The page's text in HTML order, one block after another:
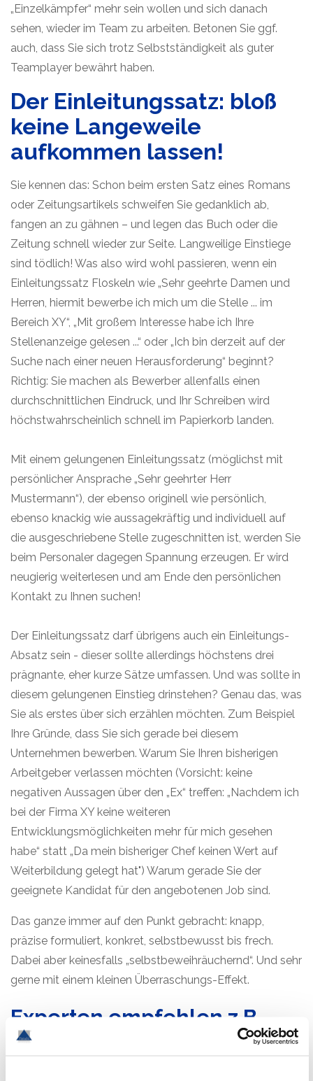
„Einzelkämpfer“ mehr sein wollen und sich danach
sehen, wieder im Team zu arbeiten. Betonen Sie ggf.
auch, dass Sie sich trotz Selbstständigkeit als guter
Teamplayer bewährt haben.
Der Einleitungssatz: bloß
keine Langeweile
aufkommen lassen!
Sie kennen das: Schon beim ersten Satz eines Romans
oder Zeitungsartikels schweifen Sie gedanklich ab,
fangen an zu gähnen – und legen das Buch oder die
Zeitung schnell wieder zur Seite. Langweilige Einstiege
sind tödlich! Was also wird wohl passieren, wenn ein
Einleitungssatz Floskeln wie „Sehr geehrte Damen und
Herren, hiermit bewerbe ich mich um die Stelle ... im
Bereich XY“, „Mit großem Interesse habe ich Ihre
Stellenanzeige gelesen ...“ oder „Ich bin derzeit auf der
Suche nach einer neuen Herausforderung“ beginnt?
Richtig: Sie machen als Bewerber allenfalls einen
durchschnittlichen Eindruck, und Ihr Schreiben wird
höchstwahrscheinlich schnell im Papierkorb landen.
Mit einem gelungenen Einleitungssatz (möglichst mit
persönlicher Ansprache „Sehr geehrter Herr
Mustermann“), der ebenso originell wie persönlich,
ebenso knackig wie aussagekräftig und individuell auf
die ausgeschriebene Stelle zugeschnitten ist, werden Sie
beim Personaler dagegen Spannung erzeugen. Er wird
neugierig weiterlesen und am Ende den persönlichen
Kontakt zu Ihnen suchen!
Der Einleitungssatz darf übrigens auch ein Einleitungs-
Absatz sein - dieser sollte allerdings höchstens drei
prägnante, eher kurze Sätze umfassen. Und was sollte in
diesem gelungenen Einstieg drinstehen? Genau das, was
Sie als erstes über sich erzählen möchten. Zum Beispiel
Ihre Gründe, dass Sie sich gerade bei diesem
Unternehmen bewerben. Warum Sie Ihren bisherigen
Arbeitgeber verlassen möchten (Vorsicht: keine
negativen Aussagen über den „Ex“ treffen: „Nachdem ich
bei der Firma XY keine weiteren
Entwicklungsmöglichkeiten mehr für mich gesehen
habe“ statt „Da mein bisheriger Chef keinen Wert auf
Weiterbildung gelegt hat") Warum gerade Sie der
geeignete Kandidat für den angebotenen Job sind.
Das ganze immer auf den Punkt gebracht: knapp,
präzise formuliert, konkret, selbstbewusst bis frech.
Dabei aber keinesfalls „selbstbeweihräuchernd“. Und sehr
gerne mit einem kleinen Überraschungs-Effekt.
Experten empfehlen z.B.
folgende Formulierungen: